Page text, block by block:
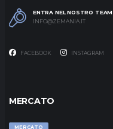
ENTRA NEL NOSTRO TEAM
INFO@ZEMANIA.IT
FACEBOOK INSTAGRAM
MERCATO
MERCATO